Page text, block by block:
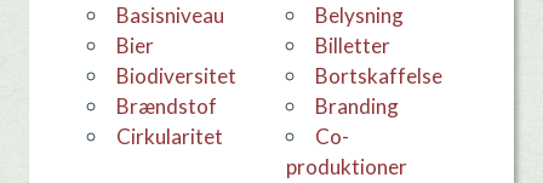
basisniveau
Belysning
Bier
Billetter
Biodiversitet
bortskaffelse
Brændstof
Branding
Cirkularitet
co-
produktioner